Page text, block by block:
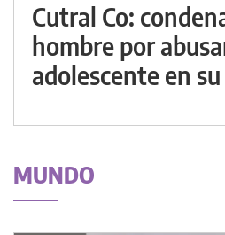
Cutral Co:
hombre por
adolescente en
MUNDO